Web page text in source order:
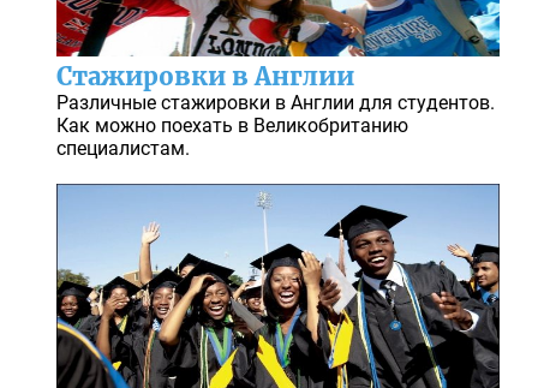
Стажировки в Англии
Различные стажировки в Англии для студентов.
Как можно поехать в Великобританию
специалистам.